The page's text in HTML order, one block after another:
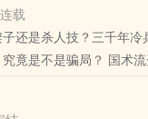
连载
还是杀人技？三千年冷
国术流开创者，功夫小说第